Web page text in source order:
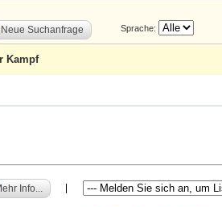
Neue Suchanfrage Sprache:
Kampf
Info...